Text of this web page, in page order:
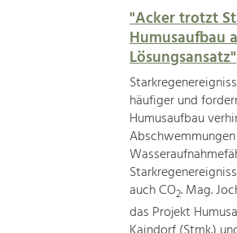
Equality, Youth and Integration.
Mobility & Energy
Climate Change, Public Transport and
Renewable Energy.
Increase in Regional Value Added.
"Acker trotzt
Humusaufbau
Lösungsansatz"
häufiger und
Humusaufbau
auch CO2. Mag.
das Projekt